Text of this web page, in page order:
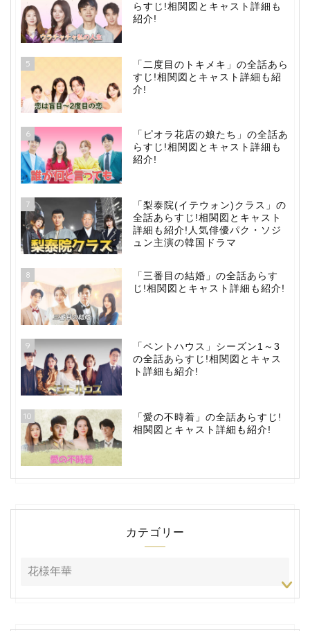
らすじ!相関図とキャスト詳細も
紹介!
5
「二度目のトキメキ」の全話あら
すじ!相関図とキャスト詳細も紹
介!
6
「ピオラ花店の娘たち」の全話あ
らすじ!相関図とキャスト詳細も
紹介!
7
「梨泰院(イテウォン)クラス」の
全話あらすじ!相関図とキャスト
詳細も紹介!人気俳優パク・ソジ
ュン主演の韓国ドラマ
8
「三番目の結婚」の全話あらす
じ!相関図とキャスト詳細も紹介!
9
「ペントハウス」シーズン1～3
の全話あらすじ!相関図とキャス
ト詳細も紹介!
10
「愛の不時着」の全話あらすじ!
相関図とキャスト詳細も紹介!
カテゴリー